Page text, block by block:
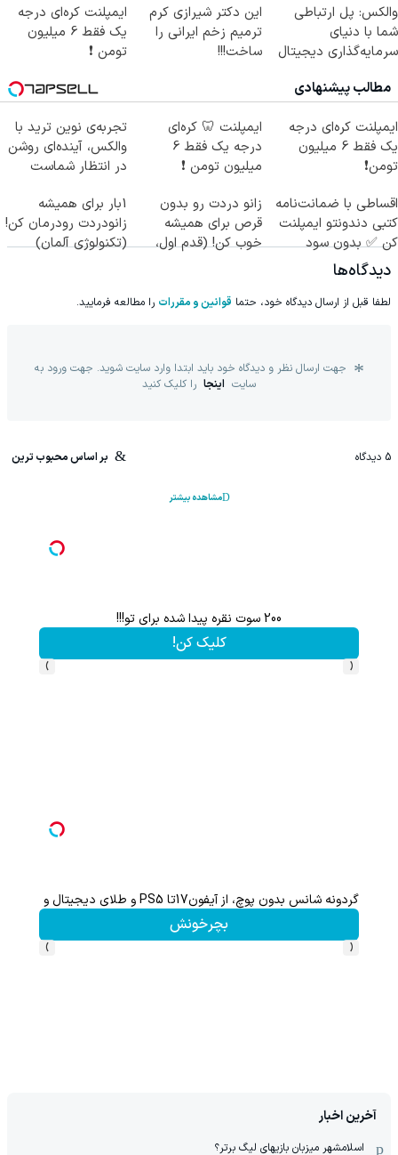
والکس: پل ارتباطی
شما با دنیای
سرمایه‌گذاری دیجیتال
این دکتر شیرازی کرم
ترمیم زخم ایرانی را
ساخت!!!
ایمپلنت کره‌ای درجه
یک فقط 6 میلیون
تومن ❗
مطالب پیشنهادی
ایمپلنت کره‌ای درجه
یک فقط 6 میلیون
تومن❗
ایمپلنت 🦷 کره‌ای
درجه یک فقط 6
میلیون تومن ❗
تجربه‌ی نوین ترید با
والکس، آینده‌ای روشن
در انتظار شماست
اقساطی با ضمانت‌نامه
کتبی دندونتو ایمپلنت
کن ✅ بدون سود
زانو دردت رو بدون
قرص برای همیشه
خوب کن! (قدم اول،
1بار برای همیشه
زانودردت رودرمان کن!
(تکنولوژی آلمان)
دیدگاه‌ها
لطفا قبل از ارسال دیدگاه خود، حتما قوانین و مقررات را مطالعه فرمایید.
جهت ارسال نظر و دیدگاه خود باید ابتدا وارد سایت شوید. جهت ورود به
سایت اینجا را کلیک کنید
5 دیدگاه بر اساس محبوب ترین
مشاهده بیشتر
200 سوت نقره پیدا شده برای تو!!!
کلیک کن!
‹
›
گردونه شانس بدون پوچ، از آیفون17تا PS5 و طلای دیجیتال و دلار🔥
بچرخونش
‹
›
آخرین اخبار
اسلامشهر میزبان بازیهای لیگ برتر؟